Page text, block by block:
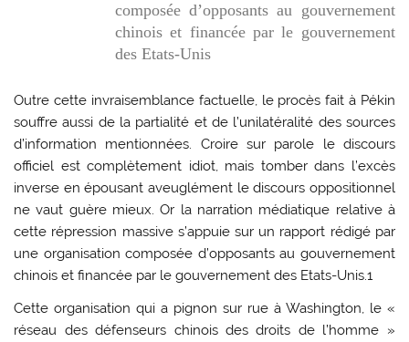
composée d’opposants au gouvernement
chinois et financée par le gouvernement
des Etats-Unis
Outre cette invraisemblance factuelle, le procès fait à Pékin
souffre aussi de la partialité et de l’unilatéralité des sources
d’information mentionnées. Croire sur parole le discours
officiel est complètement idiot, mais tomber dans l’excès
inverse en épousant aveuglément le discours oppositionnel
ne vaut guère mieux. Or la narration médiatique relative à
cette répression massive s’appuie sur un rapport rédigé par
une organisation composée d’opposants au gouvernement
chinois et financée par le gouvernement des Etats-Unis.1
Cette organisation qui a pignon sur rue à Washington, le «
réseau des défenseurs chinois des droits de l’homme »